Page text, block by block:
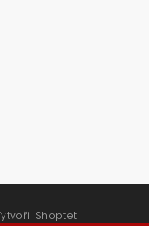
Shoptet